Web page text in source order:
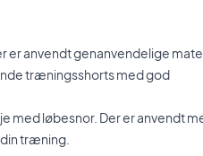
er anvendt genanvendelige
træningsshorts med god
med løbesnor. Der er anvendt
træning.